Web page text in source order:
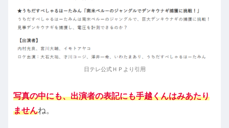
日テレ公式ＨＰより引用
写真の中にも、出演者の表記にも手越くんはみあたり
ませんね。